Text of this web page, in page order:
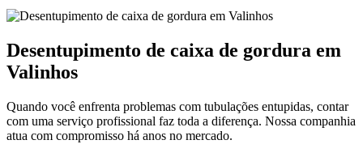
Desentupimento de caixa de gordura em
Valinhos
Quando você enfrenta problemas com tubulações entupidas, contar
com uma serviço profissional faz toda a diferença. Nossa companhia
atua com compromisso há anos no mercado.